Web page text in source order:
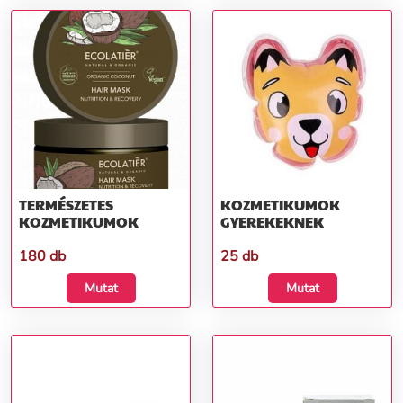
TERMÉSZETES
KOZMETIKUMOK
180 db
Mutat
KOZMETIKUMOK
GYEREKEKNEK
25 db
Mutat